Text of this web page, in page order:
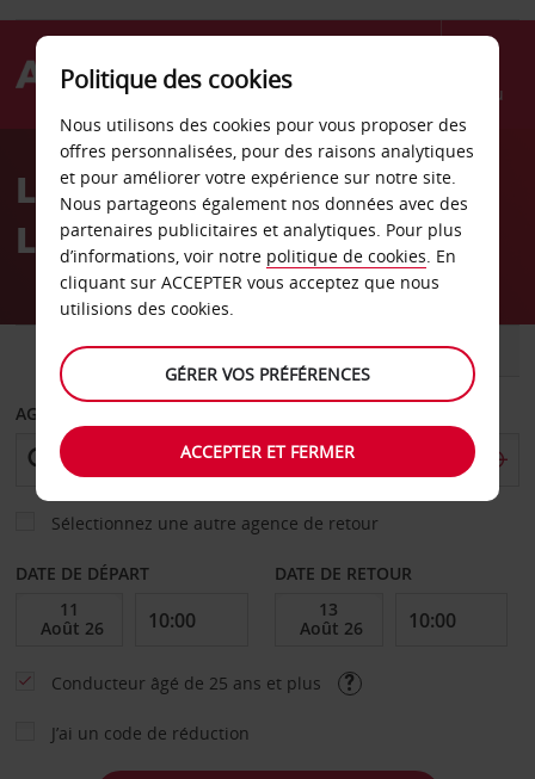
Menu
AvisLocation de voiture
Landshut
VOITURE UTILITAIRE
AGENCE DE DÉPART
Sélectionnez une autre agence de retour
DATE DE DÉPART DATE DE RETOUR
Conducteur âgé de 25 ans et plus
J’ai un code de réduction
Politique des cookies
Nous utilisons des cookies pour vous proposer des
offres personnalisées, pour des raisons analytiques
et pour améliorer votre expérience sur notre site.
Nous partageons également nos données avec des
partenaires publicitaires et analytiques. Pour plus
d’informations, voir notre politique de cookies. En
cliquant sur ACCEPTER vous acceptez que nous
utilisions des cookies.
GÉRER VOS PRÉFÉRENCES
ACCEPTER ET FERMER